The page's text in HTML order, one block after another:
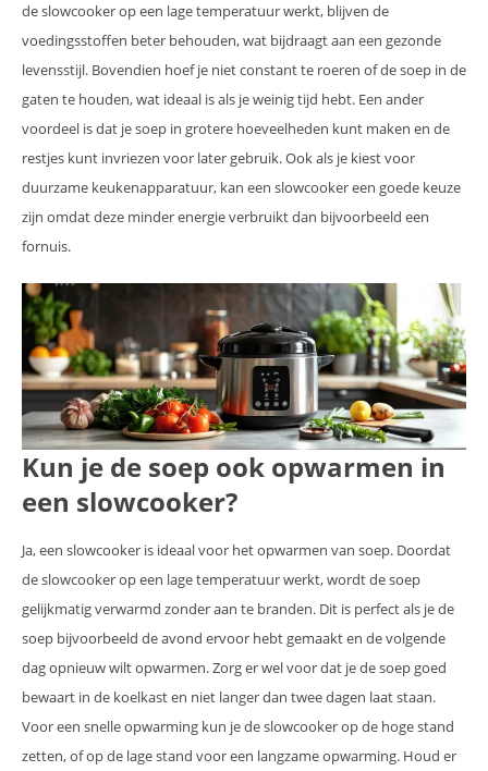
de slowcooker op een lage temperatuur werkt, blijven de
voedingsstoffen beter behouden, wat bijdraagt aan een gezonde
levensstijl. Bovendien hoef je niet constant te roeren of de soep in de
gaten te houden, wat ideaal is als je weinig tijd hebt. Een ander
voordeel is dat je soep in grotere hoeveelheden kunt maken en de
restjes kunt invriezen voor later gebruik. Ook als je kiest voor
duurzame keukenapparatuur, kan een slowcooker een goede keuze
zijn omdat deze minder energie verbruikt dan bijvoorbeeld een
fornuis.
Kun je de soep ook opwarmen in
een slowcooker?
Ja, een slowcooker is ideaal voor het opwarmen van soep. Doordat
de slowcooker op een lage temperatuur werkt, wordt de soep
gelijkmatig verwarmd zonder aan te branden. Dit is perfect als je de
soep bijvoorbeeld de avond ervoor hebt gemaakt en de volgende
dag opnieuw wilt opwarmen. Zorg er wel voor dat je de soep goed
bewaart in de koelkast en niet langer dan twee dagen laat staan.
Voor een snelle opwarming kun je de slowcooker op de hoge stand
zetten, of op de lage stand voor een langzame opwarming. Houd er